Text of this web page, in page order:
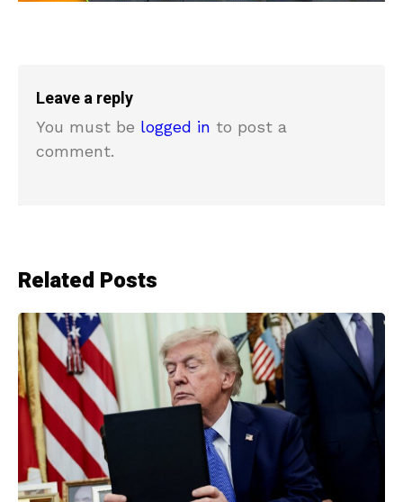
Leave a reply
You must be logged in to post a
comment.
Related Posts